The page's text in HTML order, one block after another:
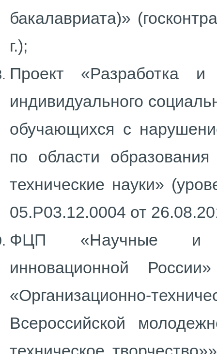
бакалавриата)»
г.);
Проект «Разработка
индивидуального
обучающихся с
по области
технические науки»
05.Р03.12.0004 от
ФЦП «Научные и
инновационной
«Организационно-
Всероссийской